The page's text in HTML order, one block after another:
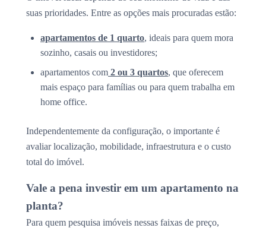
suas prioridades. Entre as opções mais procuradas estão:
apartamentos de 1 quarto, ideais para quem mora
sozinho, casais ou investidores;
apartamentos com 2 ou 3 quartos, que oferecem
mais espaço para famílias ou para quem trabalha em
home office.
Independentemente da configuração, o importante é
avaliar localização, mobilidade, infraestrutura e o custo
total do imóvel.
Vale a pena investir em um apartamento na
planta?
Para quem pesquisa imóveis nessas faixas de preço,